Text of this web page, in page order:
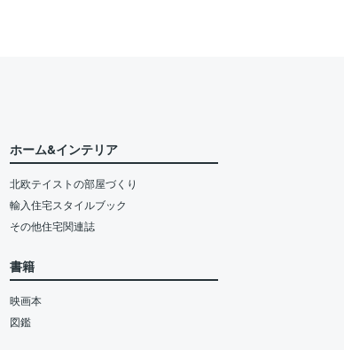
ホーム&インテリア
北欧テイストの部屋づくり
輸入住宅スタイルブック
その他住宅関連誌
書籍
映画本
図鑑